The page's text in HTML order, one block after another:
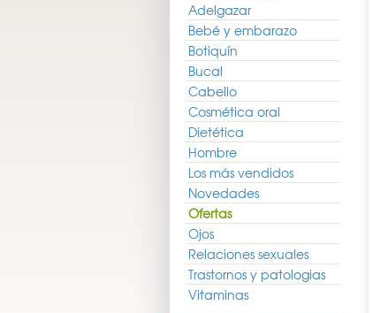
Adelgazar
Bebé y embarazo
Botiquín
Bucal
Cabello
Cosmética oral
Dietética
Hombre
Los más vendidos
Novedades
Ofertas
Ojos
Relaciones sexuales
Trastornos y patologias
Vitaminas